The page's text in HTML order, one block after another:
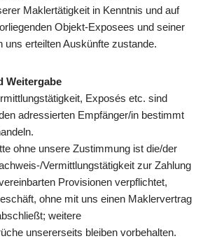
Maklertätigkeit in Kenntnis und auf
Objekt-Exposees und seiner
uns erteilten Auskünfte zustande.
Weitergabe
Exposés etc. sind
adressierten Empfänger/in bestimmt
ohne unsere Zustimmung ist die/der
Vermittlungstätigkeit zur Zahlung
Provisionen verpflichtet,
ohne mit uns einen Maklervertrag
weitere
unsererseits bleiben vorbehalten.